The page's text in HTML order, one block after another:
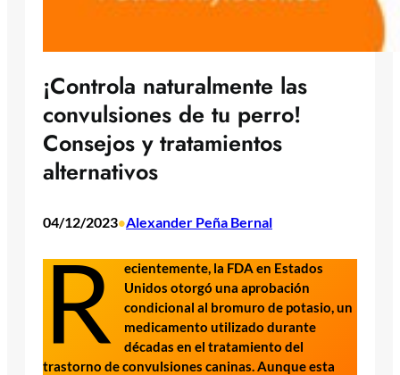
¡Controla naturalmente las
convulsiones de tu perro!
Consejos y tratamientos
alternativos
04/12/2023•Alexander Peña Bernal
R
ecientemente, la FDA en Estados
Unidos otorgó una aprobación
condicional al bromuro de potasio, un
medicamento utilizado durante
décadas en el tratamiento del
trastorno de convulsiones caninas. Aunque esta